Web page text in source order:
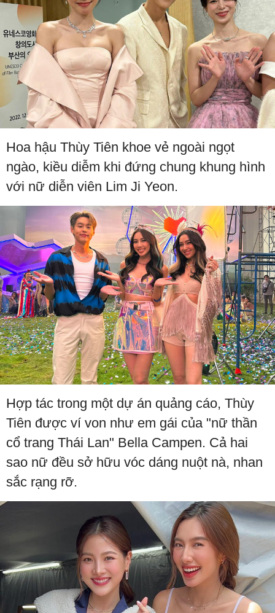
Hoa hậu Thùy Tiên khoe vẻ ngoài ngọt
ngào, kiều diễm khi đứng chung khung hình
với nữ diễn viên Lim Ji Yeon.
Hợp tác trong một dự án quảng cáo, Thùy
Tiên được ví von như em gái của "nữ thần
cổ trang Thái Lan" Bella Campen. Cả hai
sao nữ đều sở hữu vóc dáng nuột nà, nhan
sắc rạng rỡ.